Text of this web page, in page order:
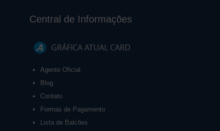
Central de Informações
GRÁFICA ATUAL CARD
Agente Oficial
Blog
Contato
Formas de Pagamento
Lista de Balcões